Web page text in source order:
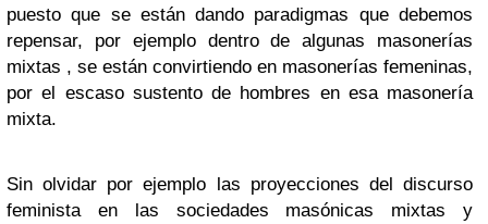
puesto que se están dando paradigmas que debemos
repensar, por ejemplo dentro de algunas masonerías
mixtas , se están convirtiendo en masonerías femeninas,
por el escaso sustento de hombres en esa masonería
mixta.
Sin olvidar por ejemplo las proyecciones del discurso
feminista en las sociedades masónicas mixtas y